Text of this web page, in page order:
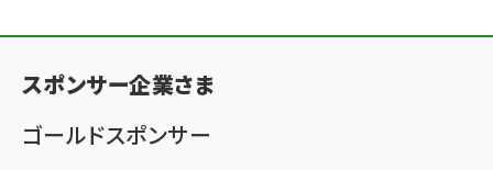
スポンサー企業さま
ゴールドスポンサー